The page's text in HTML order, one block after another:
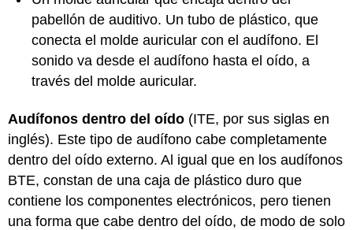
pabellón de auditivo. Un tubo de plástico, que
conecta el molde auricular con el audífono. El
sonido va desde el audífono hasta el oído, a
través del molde auricular.
Audífonos dentro del oído (ITE, por sus siglas en
inglés). Este tipo de audífono cabe completamente
dentro del oído externo. Al igual que en los audífonos
BTE, constan de una caja de plástico duro que
contiene los componentes electrónicos, pero tienen
una forma que cabe dentro del oído, de modo de solo